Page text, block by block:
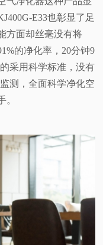
E33也彰显了足
方面却丝毫没有将
的净化率，20分钟9
采用科学标准，没有
测，全面科学净化空
。